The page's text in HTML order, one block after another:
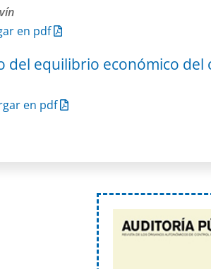
en pdf
del equilibrio económico
en pdf